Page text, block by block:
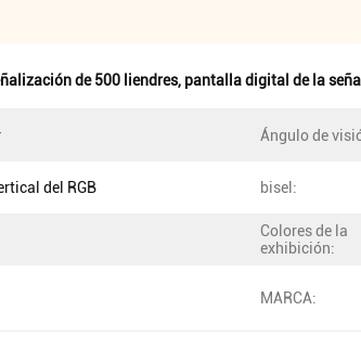
de 500 liendres, pantalla digital de la
Ángulo de
del RGB bisel:
Colores de la
exhibición:
MARCA: